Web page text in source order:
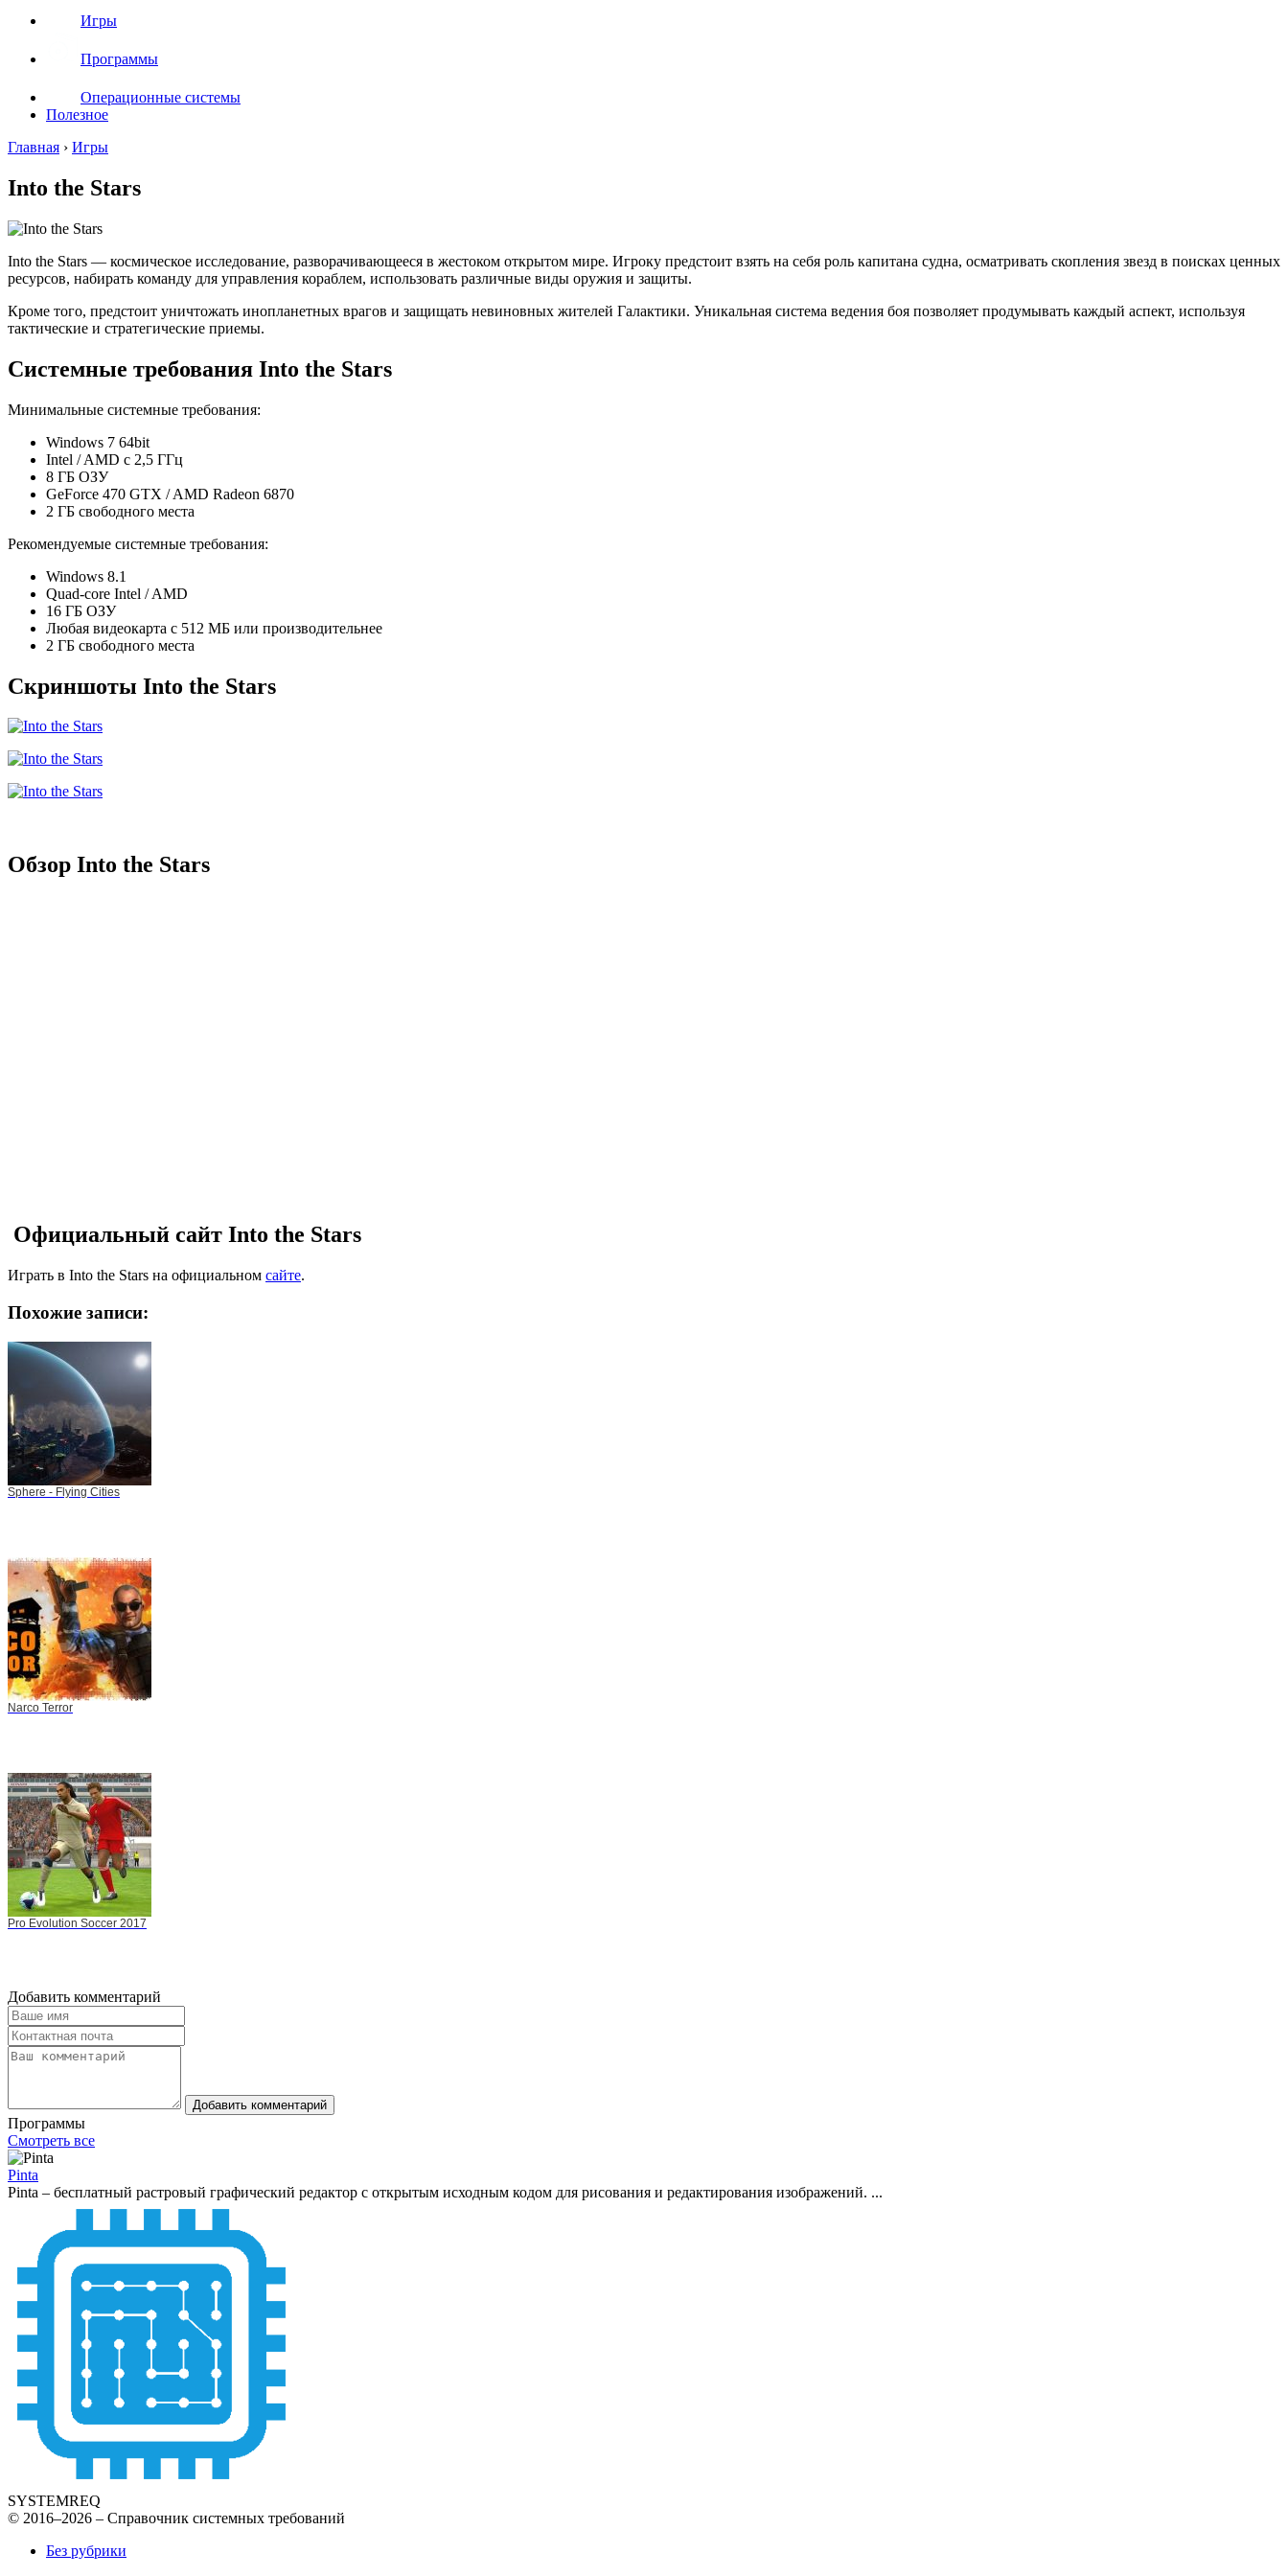
Игры
Программы
Операционные системы
Полезное
Главная › Игры
Into the Stars
Into the Stars — космическое исследование, разворачивающееся в жестоком открытом мире. Игроку предстоит взять на себя роль капитана судна, осматривать скопления звезд в поисках ценных
ресурсов, набирать команду для управления кораблем, использовать различные виды оружия и защиты.
Кроме того, предстоит уничтожать инопланетных врагов и защищать невиновных жителей Галактики. Уникальная система ведения боя позволяет продумывать каждый аспект, используя
тактические и стратегические приемы.
Системные требования Into the Stars
Минимальные системные требования:
Windows 7 64bit
Intel / AMD c 2,5 ГГц
8 ГБ ОЗУ
GeForce 470 GTX / AMD Radeon 6870
2 ГБ свободного места
Рекомендуемые системные требования:
Windows 8.1
Quad-core Intel / AMD
16 ГБ ОЗУ
Любая видеокарта с 512 МБ или производительнее
2 ГБ свободного места
Скриншоты Into the Stars
Обзор Into the Stars
Официальный сайт Into the Stars
Играть в Into the Stars на официальном сайте.
Похожие записи:
Sphere - Flying Cities
Narco Terror
Pro Evolution Soccer 2017
Добавить комментарий
Добавить комментарий
Программы
Смотреть все
Pinta
Pinta – бесплатный растровый графический редактор с открытым исходным кодом для рисования и редактирования изображений. ...
SYSTEMREQ
© 2016–2026 – Справочник системных требований
Без рубрики